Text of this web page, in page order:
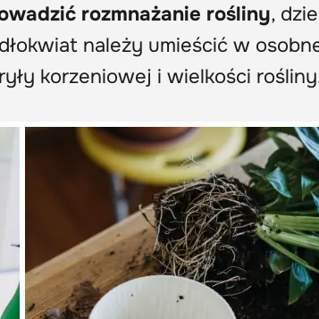
rozmnażanie rośliny,
należy umieścić w
korzeniowej i wielkości